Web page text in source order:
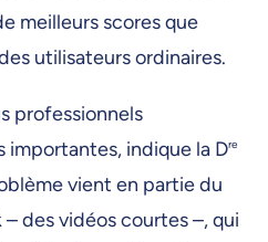
meilleurs scores que
utilisateurs ordinaires.
professionnels
indique la Dre
vient en partie du
des vidéos courtes –, qui